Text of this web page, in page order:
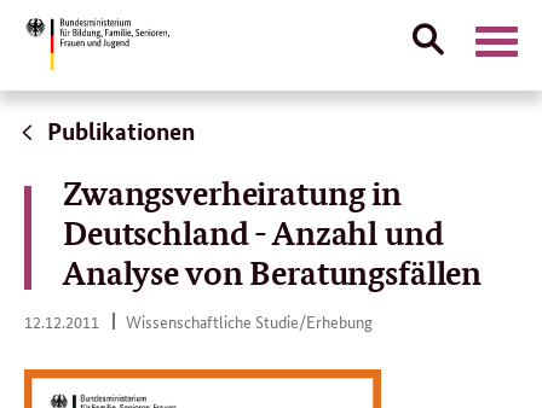
Direktlink:
Suche
Publikationen
Zwangsverheiratung in
Deutschland - Anzahl und
Analyse von Beratungsfällen
12.12.2011 12. Wissenschaftliche Studie/Erhebung